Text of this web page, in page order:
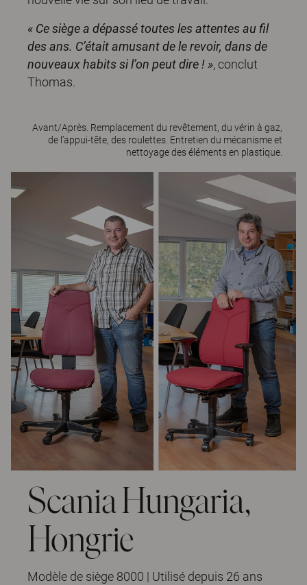
« Ce siège a dépassé toutes les attentes au fil
des ans. C’était amusant de le revoir, dans de
nouveaux habits si l’on peut dire ! », conclut
Thomas.
Avant/Après. Remplacement du revêtement, du vérin à gaz,
de l’appui-tête, des roulettes. Entretien du mécanisme et
nettoyage des éléments en plastique.
Scania Hungaria,
Hongrie
Modèle de siège 8000 | Utilisé depuis 26 ans